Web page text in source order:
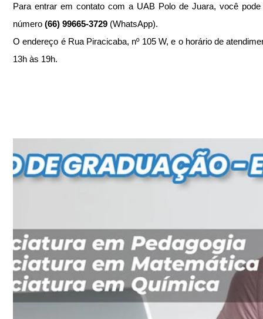
Para entrar em contato com a UAB Polo de Juara, você pode
número (66) 99665-3729 (WhatsApp).
O endereço é Rua Piracicaba, nº 105 W, e o horário de
13h às 19h.